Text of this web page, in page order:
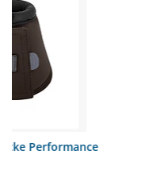
Shires